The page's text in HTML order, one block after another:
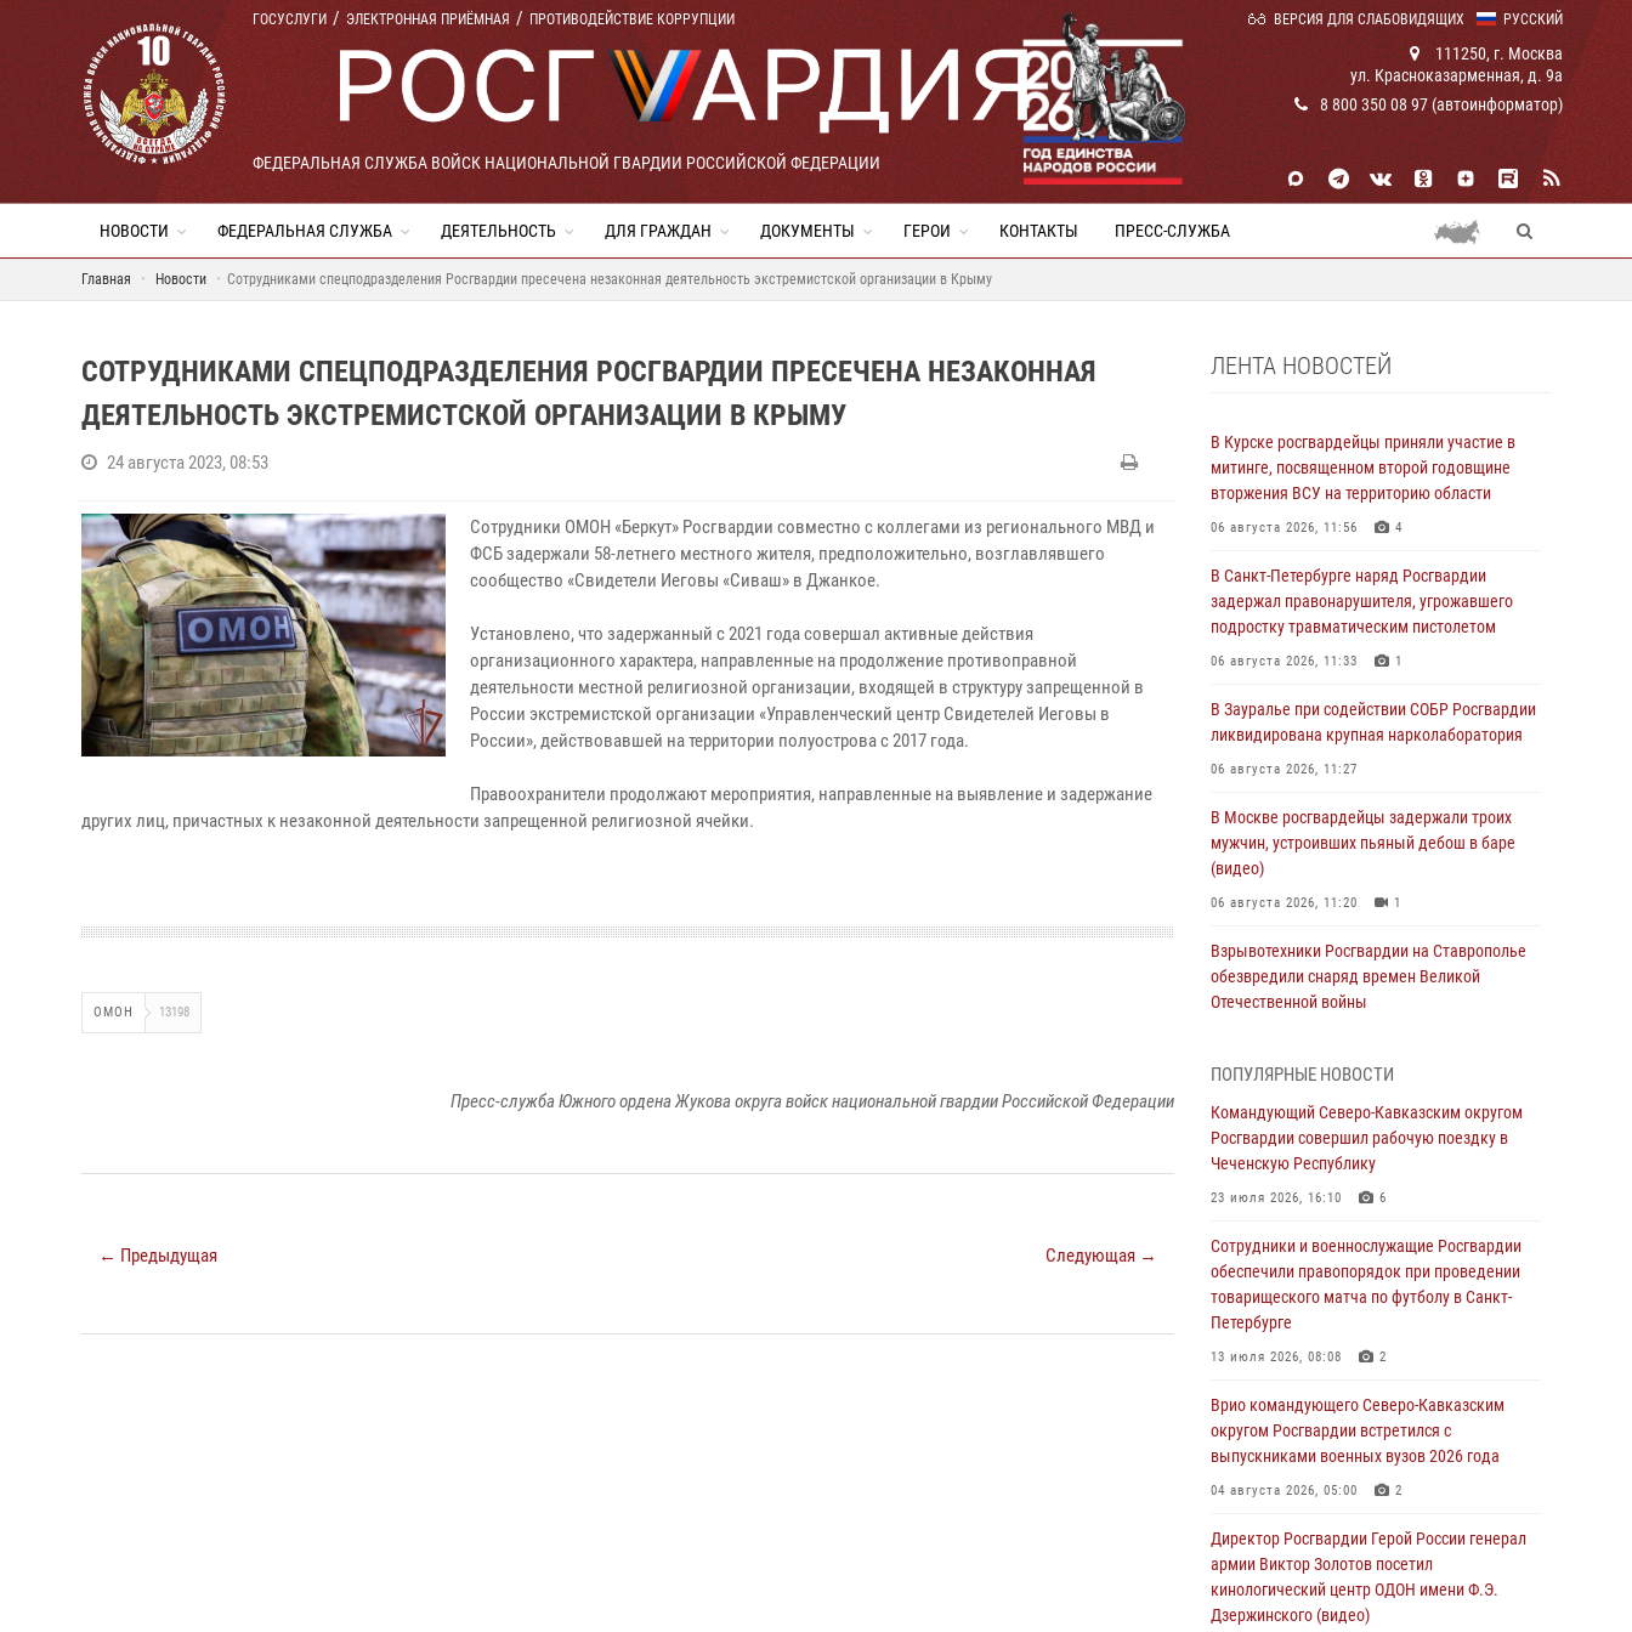
РУССКИЙ
ГОСУСЛУГИ ЭЛЕКТРОННАЯ ПРИЁМНАЯ ПРОТИВОДЕЙСТВИЕ КОРРУПЦИИ ВЕРСИЯ ДЛЯ СЛАБОВИДЯЩИХ
ФЕДЕРАЛЬНАЯ СЛУЖБА ВОЙСК НАЦИОНАЛЬНОЙ ГВАРДИИ РОССИЙСКОЙ ФЕДЕРАЦИИ
111250, г. Москва
ул. Красноказарменная, д. 9а
8 800 350 08 97 (автоинформатор)
НОВОСТИ ФЕДЕРАЛЬНАЯ СЛУЖБА ДЕЯТЕЛЬНОСТЬ ДЛЯ ГРАЖДАН ДОКУМЕНТЫ ГЕРОИ КОНТАКТЫ ПРЕСС-СЛУЖБА
Главная Новости Сотрудниками спецподразделения Росгвардии пресечена незаконная деятельность экстремистской организации в Крыму
СОТРУДНИКАМИ СПЕЦПОДРАЗДЕЛЕНИЯ РОСГВАРДИИ ПРЕСЕЧЕНА НЕЗАКОННАЯ
ДЕЯТЕЛЬНОСТЬ ЭКСТРЕМИСТСКОЙ ОРГАНИЗАЦИИ В КРЫМУ
24 августа 2023, 08:53
Сотрудники ОМОН «Беркут» Росгвардии совместно с коллегами из регионального МВД и
ФСБ задержали 58-летнего местного жителя, предположительно, возглавлявшего
сообщество «Свидетели Иеговы «Сиваш» в Джанкое.
Установлено, что задержанный с 2021 года совершал активные действия
организационного характера, направленные на продолжение противоправной
деятельности местной религиозной организации, входящей в структуру запрещенной в
России экстремистской организации «Управленческий центр Свидетелей Иеговы в
России», действовавшей на территории полуострова с 2017 года.
Правоохранители продолжают мероприятия, направленные на выявление и задержание
других лиц, причастных к незаконной деятельности запрещенной религиозной ячейки.
ОМОН 13198
Пресс-служба Южного ордена Жукова округа войск национальной гвардии Российской Федерации
← Предыдущая Следующая →
ЛЕНТА НОВОСТЕЙ
В Курске росгвардейцы приняли участие в
митинге, посвященном второй годовщине
вторжения ВСУ на территорию области
06 августа 2026, 11:56 4
В Санкт-Петербурге наряд Росгвардии
задержал правонарушителя, угрожавшего
подростку травматическим пистолетом
06 августа 2026, 11:33 1
В Зауралье при содействии СОБР Росгвардии
ликвидирована крупная нарколаборатория
06 августа 2026, 11:27
В Москве росгвардейцы задержали троих
мужчин, устроивших пьяный дебош в баре
(видео)
06 августа 2026, 11:20 1
Взрывотехники Росгвардии на Ставрополье
обезвредили снаряд времен Великой
Отечественной войны
Подвиги героев‑росгвардейцев увековечили
в новой музейной экспозиции белгородского
музея‑диорамы «Курская битва.
Белгородское направление»
06 августа 2026, 10:30
Охрану общественного порядка и
безопасность на футбольном матче в Москве
обеспечила Росгвардия (видео)
06 августа 2026, 10:13
запрещенных веществ задержаны в
Дагестане при силовой поддержке
Росгвардии
06 августа 2026, 09:00
В Югре при силовой поддержке ОМОН
Росгвардии задержаны подозреваемые в
страховом мошенничестве
06 августа 2026, 08:56
ПОПУЛЯРНЫЕ НОВОСТИ
Командующий Северо-Кавказским округом
Росгвардии совершил рабочую поездку в
Чеченскую Республику
23 июля 2026, 16:10 6
Сотрудники и военнослужащие Росгвардии
обеспечили правопорядок при проведении
товарищеского матча по футболу в Санкт-
Петербурге
13 июля 2026, 08:08 2
Врио командующего Северо-Кавказским
округом Росгвардии встретился с
выпускниками военных вузов 2026 года
04 августа 2026, 05:00 2
Директор Росгвардии Герой России генерал
армии Виктор Золотов посетил
кинологический центр ОДОН имени Ф.Э.
Дзержинского (видео)